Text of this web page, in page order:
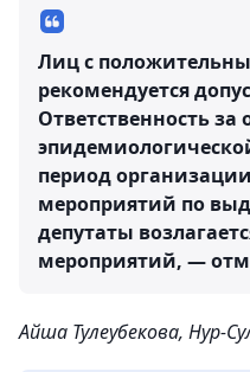
Лиц с
рекомендуется
Ответственность за
период
мероприятий по
депутаты
мероприятий, —
Айша Тулеубекова, Нур-